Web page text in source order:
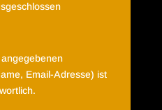
Email-Adresse) ist